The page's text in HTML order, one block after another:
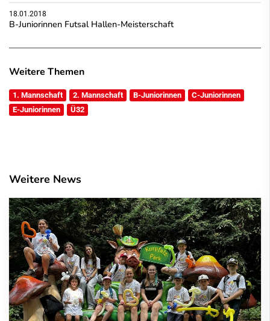
18.01.2018
B-Juniorinnen Futsal Hallen-Meisterschaft
Weitere Themen
1. Mannschaft 2. Mannschaft B-Juniorinnen
C-Juniorinnen
E-Juniorinnen
Ü32
Weitere News